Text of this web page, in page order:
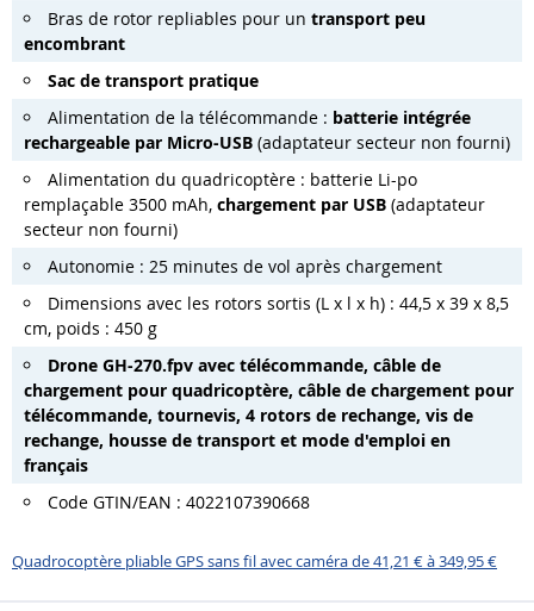
Bras de rotor repliables pour un transport peu
encombrant
Sac de transport pratique
Alimentation de la télécommande : batterie intégrée
rechargeable par Micro-USB (adaptateur secteur non fourni)
Alimentation du quadricoptère : batterie Li-po
remplaçable 3500 mAh, chargement par USB (adaptateur
secteur non fourni)
Autonomie : 25 minutes de vol après chargement
Dimensions avec les rotors sortis (L x l x h) : 44,5 x 39 x 8,5
cm, poids : 450 g
Drone GH-270.fpv avec télécommande, câble de
chargement pour quadricoptère, câble de chargement pour
télécommande, tournevis, 4 rotors de rechange, vis de
rechange, housse de transport et mode d'emploi en
français
Code GTIN/EAN : 4022107390668
Quadrocoptère pliable GPS sans fil avec caméra de 41,21 € à 349,95 €